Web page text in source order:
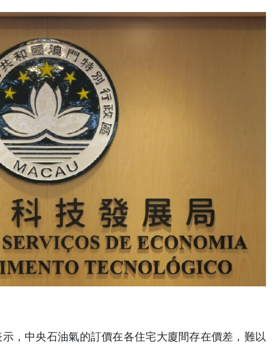
，中央石油氣的訂價在各住宅大廈間存在價差，難以